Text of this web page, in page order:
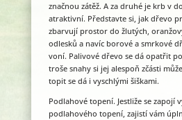
značnou zátěž. A za druhé je krb v
atraktivní. Představte si, jak dřevo
zbarvují prostor do žlutých,
odlesků a navíc borové a smrkové
voní. Palivové dřevo se dá opatřit
troše snahy si jej alespoň zčásti
topit se dá i vyschlými šiškami.
Podlahové topení. Jestliže se zapojí
podlahového topení, zajistí vám